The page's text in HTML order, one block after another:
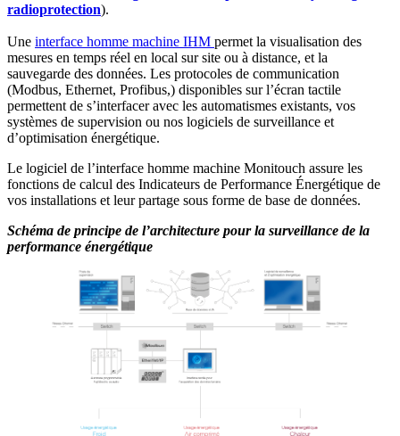
radioprotection).
Une interface homme machine IHM permet la visualisation des
mesures en temps réel en local sur site ou à distance, et la
sauvegarde des données. Les protocoles de communication
(Modbus, Ethernet, Profibus,) disponibles sur l’écran tactile
permettent de s’interfacer avec les automatismes existants, vos
systèmes de supervision ou nos logiciels de surveillance et
d’optimisation énergétique.
Le logiciel de l’interface homme machine Monitouch assure les
fonctions de calcul des Indicateurs de Performance Énergétique de
vos installations et leur partage sous forme de base de données.
Schéma de principe de l’architecture pour la surveillance de la
performance énergétique